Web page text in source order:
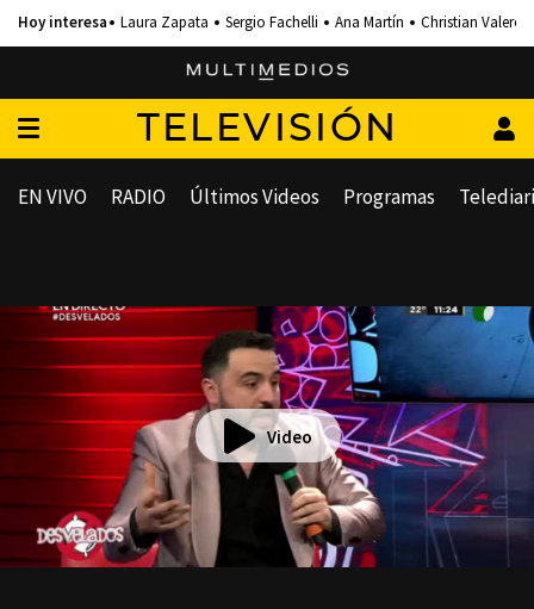
Laura Zapata Sergio Fachelli Ana Martín Christian Valero
TELEVISIÓN
EN VIVO RADIO Últimos Videos Programas
Video